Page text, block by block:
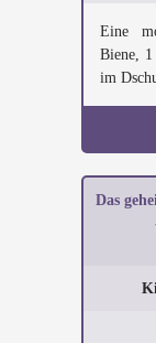
Eine
Biene,
im
Das